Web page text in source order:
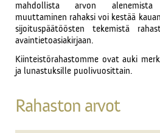
mahdollista arvon alenemista
muuttaminen rahaksi voi kestää
sijoituspäätöösten tekemistä
avaintietoasiakirjaan.
Kiinteistörahastomme ovat auki
ja lunastuksille puolivuosittain.
Rahaston arvot